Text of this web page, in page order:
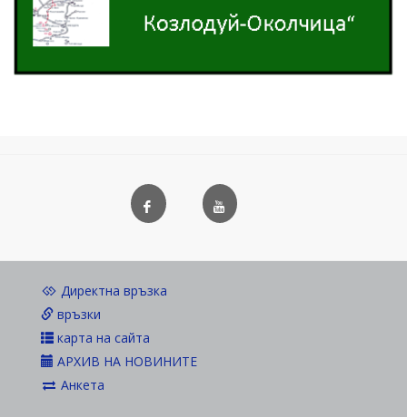
Директна връзка
връзки
карта на сайта
АРХИВ НА НОВИНИТЕ
Анкета